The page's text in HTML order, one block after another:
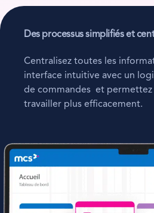
Des processus simplifiés et
Centralisez toutes les
interface intuitive avec un
de commandes et
travailler plus efficacement.